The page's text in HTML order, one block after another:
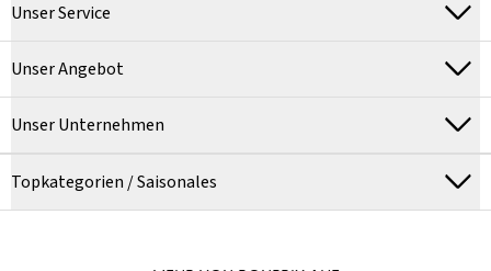
Unser Service
Unser Angebot
Unser Unternehmen
Topkategorien / Saisonales